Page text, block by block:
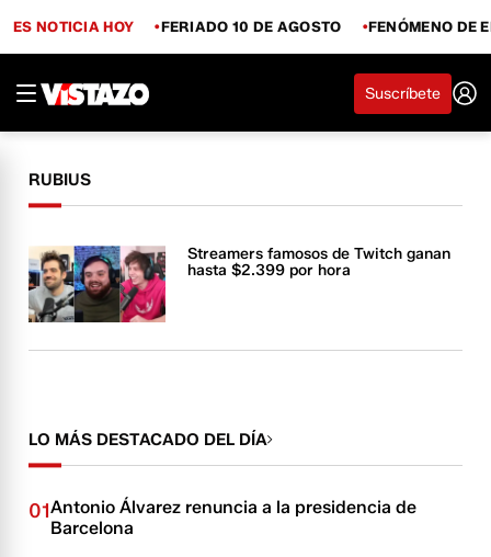
ES NOTICIA HOY FERIADO 10 DE AGOSTO FENÓMENO DE
Suscríbete
RUBIUS
Streamers famosos de Twitch ganan
hasta $2.399 por hora
LO MÁS DESTACADO DEL DÍA
01Antonio Álvarez renuncia a la presidencia de
Barcelona